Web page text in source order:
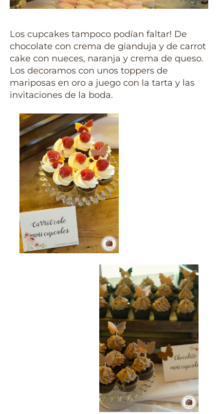
Los cupcakes tampoco podían faltar! De
chocolate con crema de gianduja y de carrot
cake con nueces, naranja y crema de queso.
Los decoramos con unos toppers de
mariposas en oro a juego con la tarta y las
invitaciones de la boda.